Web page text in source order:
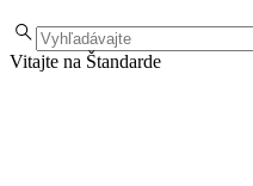
Vitajte na Štandarde